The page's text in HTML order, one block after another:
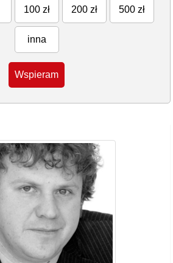
100 zł 200 zł 500 zł
inna
Wspieram